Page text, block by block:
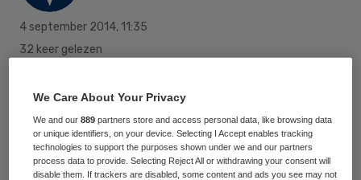
4 september 2014, 11:35
32 keer gelezen
Het Zuwe Hofpoort Ziekenhuis in Woerden
wil voor 1 januari 2015 duidelijkheid geven
over de gevolgen van een mogelijke fusie
met het St. Antonius Ziekenhuis in Utrecht.
We Care About Your Privacy
We and our889 partners store and access personal data, like browsing data
or unique identifiers, on your device. Selecting I Accept enables tracking
technologies to support the purposes shown under we and our partners
process data to provide. Selecting Reject All or withdrawing your consent will
disable them. If trackers are disabled, some content and ads you see may not